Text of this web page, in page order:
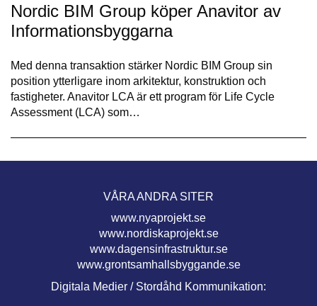
Nordic BIM Group köper Anavitor av
Informationsbyggarna
Med denna transaktion stärker Nordic BIM Group sin
position ytterligare inom arkitektur, konstruktion och
fastigheter. Anavitor LCA är ett program för Life Cycle
Assessment (LCA) som…
VÅRA ANDRA SITER
www.nyaprojekt.se
www.nordiskaprojekt.se
www.dagensinfrastruktur.se
www.grontsamhallsbyggande.se
Digitala Medier / Stordåhd Kommunikation: